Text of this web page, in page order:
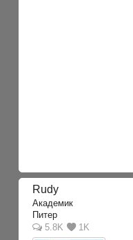
Rudy
Академик
Питер
5.8K
1K